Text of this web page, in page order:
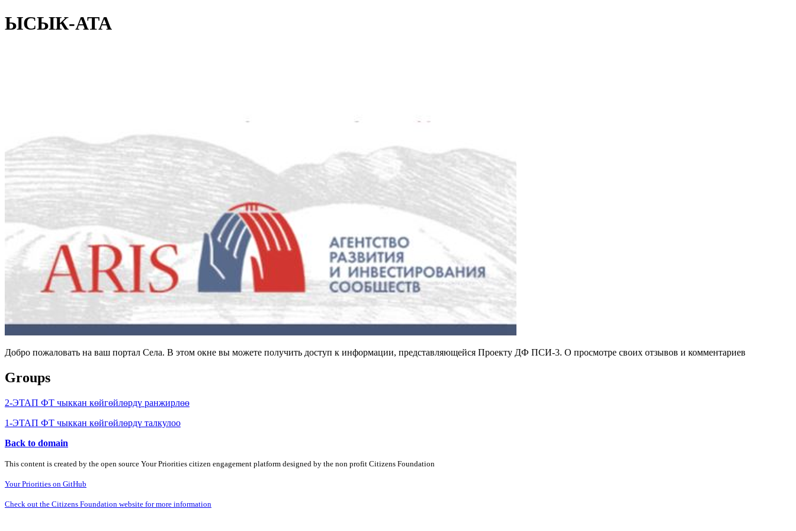
ЫСЫК-АТА
Добро пожаловать на ваш портал Села. В этом окне вы можете получить доступ к информации, представляющейся Проекту ДФ ПСИ-3. О просмотре своих отзывов и комментариев
Groups
2-ЭТАП ФТ чыккан көйгөйлөрдү ранжирлөө
1-ЭТАП ФТ чыккан көйгөйлөрдү талкулоо
Back to domain
This content is created by the open source Your Priorities citizen engagement platform designed by the non profit Citizens Foundation
Your Priorities on GitHub
Check out the Citizens Foundation website for more information